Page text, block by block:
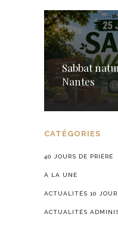
Sabbat
Nantes
CATÉGORIES
40 JOURS DE PRIÈRE
À LA UNE
ACTUALITÉS 10
ACTUALITÉS